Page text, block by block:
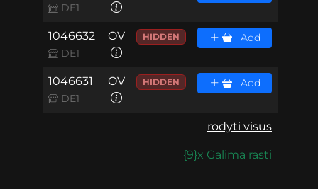
DE1
1046632
DE1
OV HIDDEN Add
1046631
DE1
OV HIDDEN Add
rodyti visus
{9}x Galima rasti